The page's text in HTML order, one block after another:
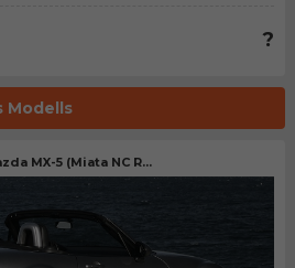
?
Modells
MX-5 (Miata NC R...